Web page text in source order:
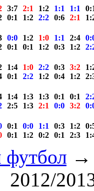
3:7
0:1
2:1
1:2
1:2
2:2
1:1
0:6
1:1
2:1
0:0
0:1
1:2
0:1
1:0
1:2
1:1
0:3
2:4
1:2
1:4
0:1
1:0
2:2
2:2
1:2
0:3
0:4
3:2
1:2
1:4
2:5
1:3
1:3
1:3
2:1
0:1
0:0
0:1
3:2
0:1
0:1
0:0
1:2
1:1
0:2
0:3
0:1
1:2
2:3
футбол→
2012/